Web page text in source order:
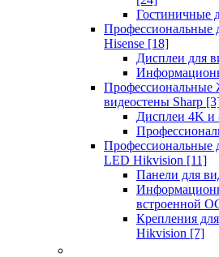
Гостиничные
Профессиональные
Hisense [18]
Дисплеи для
видеостены Sharp
Дисплеи 4K и
Профессиональные
LED Hikvision [11]
Панели для
встроенной
Крепления
Hikvision [7]